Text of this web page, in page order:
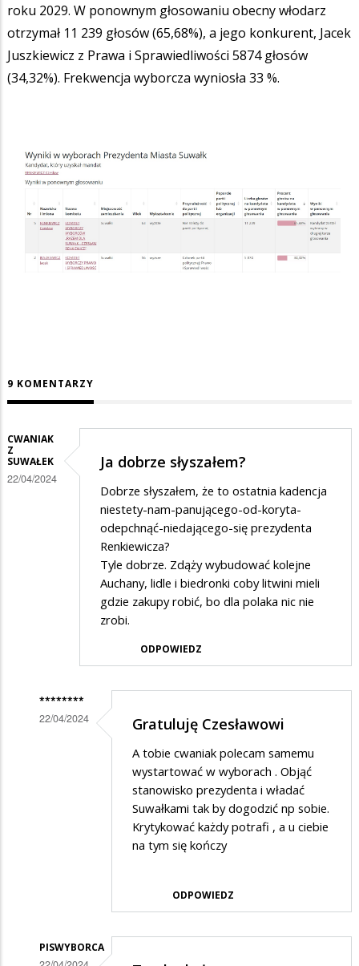
roku 2029. W ponownym głosowaniu obecny włodarz
otrzymał 11 239 głosów (65,68%), a jego konkurent, Jacek
Juszkiewicz z Prawa i Sprawiedliwości 5874 głosów
(34,32%). Frekwencja wyborcza wyniosła 33 %.
9 KOMENTARZY
CWANIAK
Z
SUWAŁEK
22/04/2024
Ja dobrze słyszałem?
Dobrze słyszałem, że to ostatnia kadencja
niestety-nam-panującego-od-koryta-
odepchnąć-niedającego-się prezydenta
Renkiewicza?
Tyle dobrze. Zdąży wybudować kolejne
Auchany, lidle i biedronki coby litwini mieli
gdzie zakupy robić, bo dla polaka nic nie
zrobi.
ODPOWIEDZ
********
22/04/2024
dobrze
Gratuluję Czesławowi
A tobie cwaniak polecam samemu
wystartować w wyborach . Objąć
stanowisko prezydenta i władać
Suwałkami tak by dogodzić np sobie.
Krytykować każdy potrafi , a u ciebie
na tym się kończy
ODPOWIEDZ
PISWYBORCA